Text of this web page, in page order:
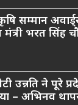
सम्मान
मंत्री भरत सिंह
उन्नति ने पूरे
– अभिनव